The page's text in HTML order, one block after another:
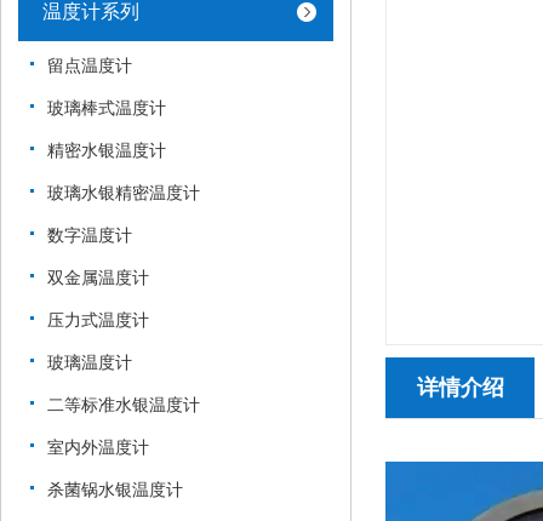
温度计系列
留点温度计
玻璃棒式温度计
精密水银温度计
玻璃水银精密温度计
数字温度计
双金属温度计
压力式温度计
玻璃温度计
二等标准水银温度计
室内外温度计
杀菌锅水银温度计
详情介绍